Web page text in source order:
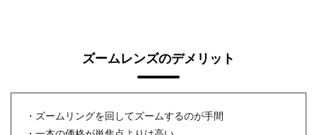
ズームレンズのデメリット
・ズームリングを回してズームするのが手間